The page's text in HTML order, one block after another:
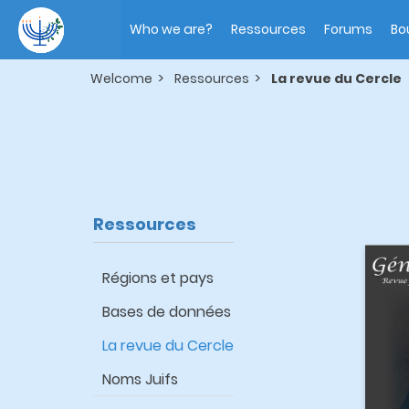
main
content
navigation
Who we are? Ressources Forums
Welcome Ressources La revue du Cercle
Ressources
Régions et pays
Bases de données
La revue du Cercle
Noms Juifs